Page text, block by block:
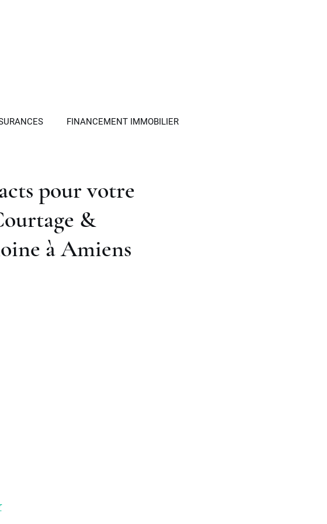
FINANCEMENT IMMOBILIER
HOLDING PATRIMONIALE
pour votre
&
à Amiens